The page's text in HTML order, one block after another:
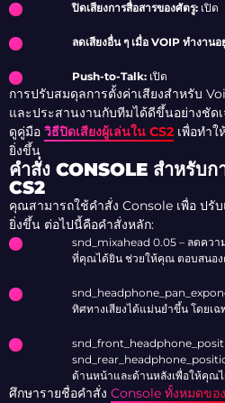
ปิดเสียงการสื่อสารของศัตรู: เปิด
ลดเสียงอื่น ๆ เมื่อ VOIP ทำงานอ
Push-to-Talk: เปิด
การปรับสมดุลการตั้งค่าเสียงสำหรับ
และประสานงานกับทีมได้ดีขึ้นอย่างชัด
ดูคู่มือ วิธีปิดเสียงผู้เล่นใน CS2 เพื่อทำ
ยิ่งขึ้น
คำสั่ง CONSOLE สำหรับก
CS2
คุณสามารถใช้คำสั่ง Console เพื่อ ปรั
ยิ่งขึ้น ต่อไปนี้คือคำสั่งหลัก:
snd_mixahead 0.05 – ลดควา
ที่คุณได้ยิน ช่วยให้คุณ ตอบสนองต่
ทิศทางเสียงได้แม่นยำขึ้น โดยเฉ
ด้านหน้าและด้านหลังเพื่อให้คุณ
ศึกษารายชื่อคำสั่ง Console ทั้งหมดขอ